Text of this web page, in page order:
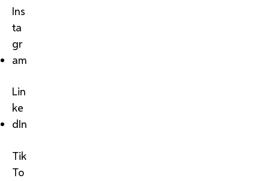
Ins
ta
gr
am
Lin
ke
dIn
Tik
To